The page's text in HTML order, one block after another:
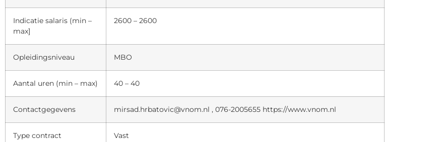
Indicatie salaris (min –
max]
2600 – 2600
Opleidingsniveau MBO
Aantal uren (min – max) 40 – 40
Contactgegevens mirsad.hrbatovic@vnom.nl , 076-2005655 https://www.vnom.nl
Type contract Vast